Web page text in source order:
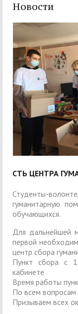
Новости
СТЬ ЦЕНТРА
Студенты-
гуманитарную
обучающихся.
Для дальнейшей
первой
центр сбора
Пункт сбора с
кабинете
Время работы
По всем
Призываем всех